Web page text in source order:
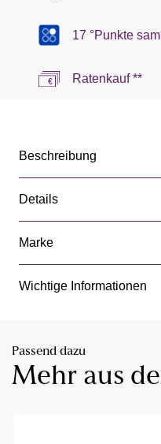
17 °Punkte
Ratenkauf **
Beschreibung
Details
Marke
Wichtige Informationen
Passend dazu
Mehr aus